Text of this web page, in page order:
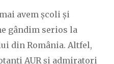
avem școli și
gândim serios la
din România. Altfel,
AUR și admiratori